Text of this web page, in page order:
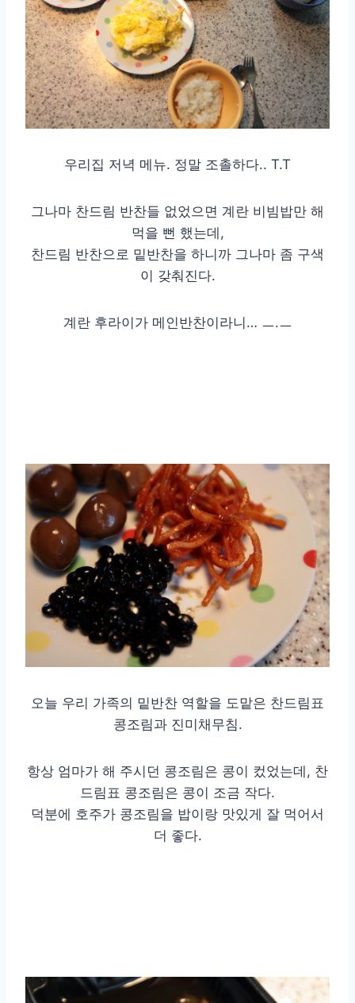
우리집 저녁 메뉴. 정말 조촐하다.. T.T
그나마 찬드림 반찬들 없었으면 계란 비빔밥만 해
먹을 뻔 했는데,
찬드림 반찬으로 밑반찬을 하니까 그나마 좀 구색
이 갖춰진다.
계란 후라이가 메인반찬이라니… ㅡ.ㅡ
오늘 우리 가족의 밑반찬 역할을 도맡은 찬드림표
콩조림과 진미채무침.
항상 엄마가 해 주시던 콩조림은 콩이 컸었는데, 찬
드림표 콩조림은 콩이 조금 작다.
덕분에 호주가 콩조림을 밥이랑 맛있게 잘 먹어서
더 좋다.